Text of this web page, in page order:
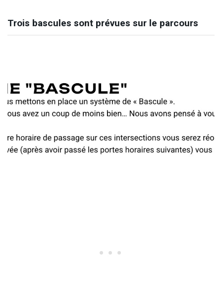
Trois bascules sont prévues sur le parcours